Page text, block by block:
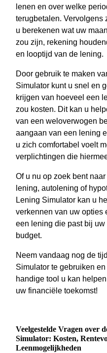
lenen en over welke
terugbetalen. Vervolgens
u berekenen wat uw
zou zijn, rekening
en looptijd van de lening.
Door gebruik te maken
Simulator kunt u snel en
krijgen van hoeveel een
zou kosten. Dit kan u
van een weloverwogen
aangaan van een lening
u zich comfortabel voelt
verplichtingen die
Of u nu op zoek bent
lening, autolening of
Lening Simulator kan u
verkennen van uw opties
een lening die past bij uw
budget.
Neem vandaag nog de
Simulator te gebruiken
handige tool u kan
uw financiële toekomst!
Veelgestelde Vragen over
Simulator: Kosten,
Leenmogelijkheden